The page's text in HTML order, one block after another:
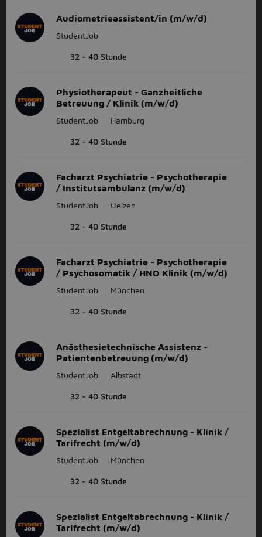
Audiometrieassistent/in (m/w/d)
StudentJob
32 - 40 Stunde
Physiotherapeut - Ganzheitliche
Betreuung / Klinik (m/w/d)
StudentJob Hamburg
32 - 40 Stunde
Facharzt Psychiatrie - Psychotherapie
/ Institutsambulanz (m/w/d)
StudentJob Uelzen
32 - 40 Stunde
Facharzt Psychiatrie - Psychotherapie
/ Psychosomatik / HNO Klinik (m/w/d)
StudentJob München
32 - 40 Stunde
Anästhesietechnische Assistenz -
Patientenbetreuung (m/w/d)
StudentJob Albstadt
32 - 40 Stunde
Spezialist Entgeltabrechnung - Klinik /
Tarifrecht (m/w/d)
StudentJob München
32 - 40 Stunde
Spezialist Entgeltabrechnung - Klinik /
Tarifrecht (m/w/d)